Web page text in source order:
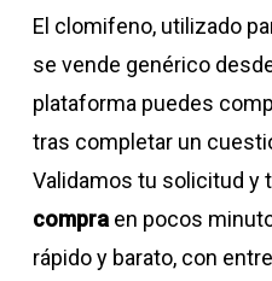
El clomifeno, utilizado
se vende genérico
plataforma puedes
tras completar un
Validamos tu solicitud y
compraen pocos
rápido y barato, con